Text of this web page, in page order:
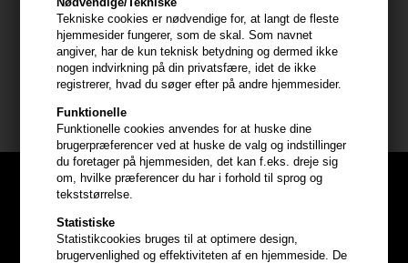
Tekniske cookies er nødvendige for, at langt de fleste
hjemmesider fungerer, som de skal. Som navnet
angiver, har de kun teknisk betydning og dermed ikke
nogen indvirkning på din privatsfære, idet de ikke
registrerer, hvad du søger efter på andre hjemmesider.
Funktionelle
Funktionelle cookies anvendes for at huske dine
brugerpræferencer ved at huske de valg og indstillinger
du foretager på hjemmesiden, det kan f.eks. dreje sig
om, hvilke præferencer du har i forhold til sprog og
tekststørrelse.
Statistiske
Statistikcookies bruges til at optimere design,
brugervenlighed og effektiviteten af en hjemmeside. De
- Velegnet til både definerede krøller og et afslappet udtryk
- Kan let re-styles i løbet af dagen
Størrelse: 85 ml
GLYNT